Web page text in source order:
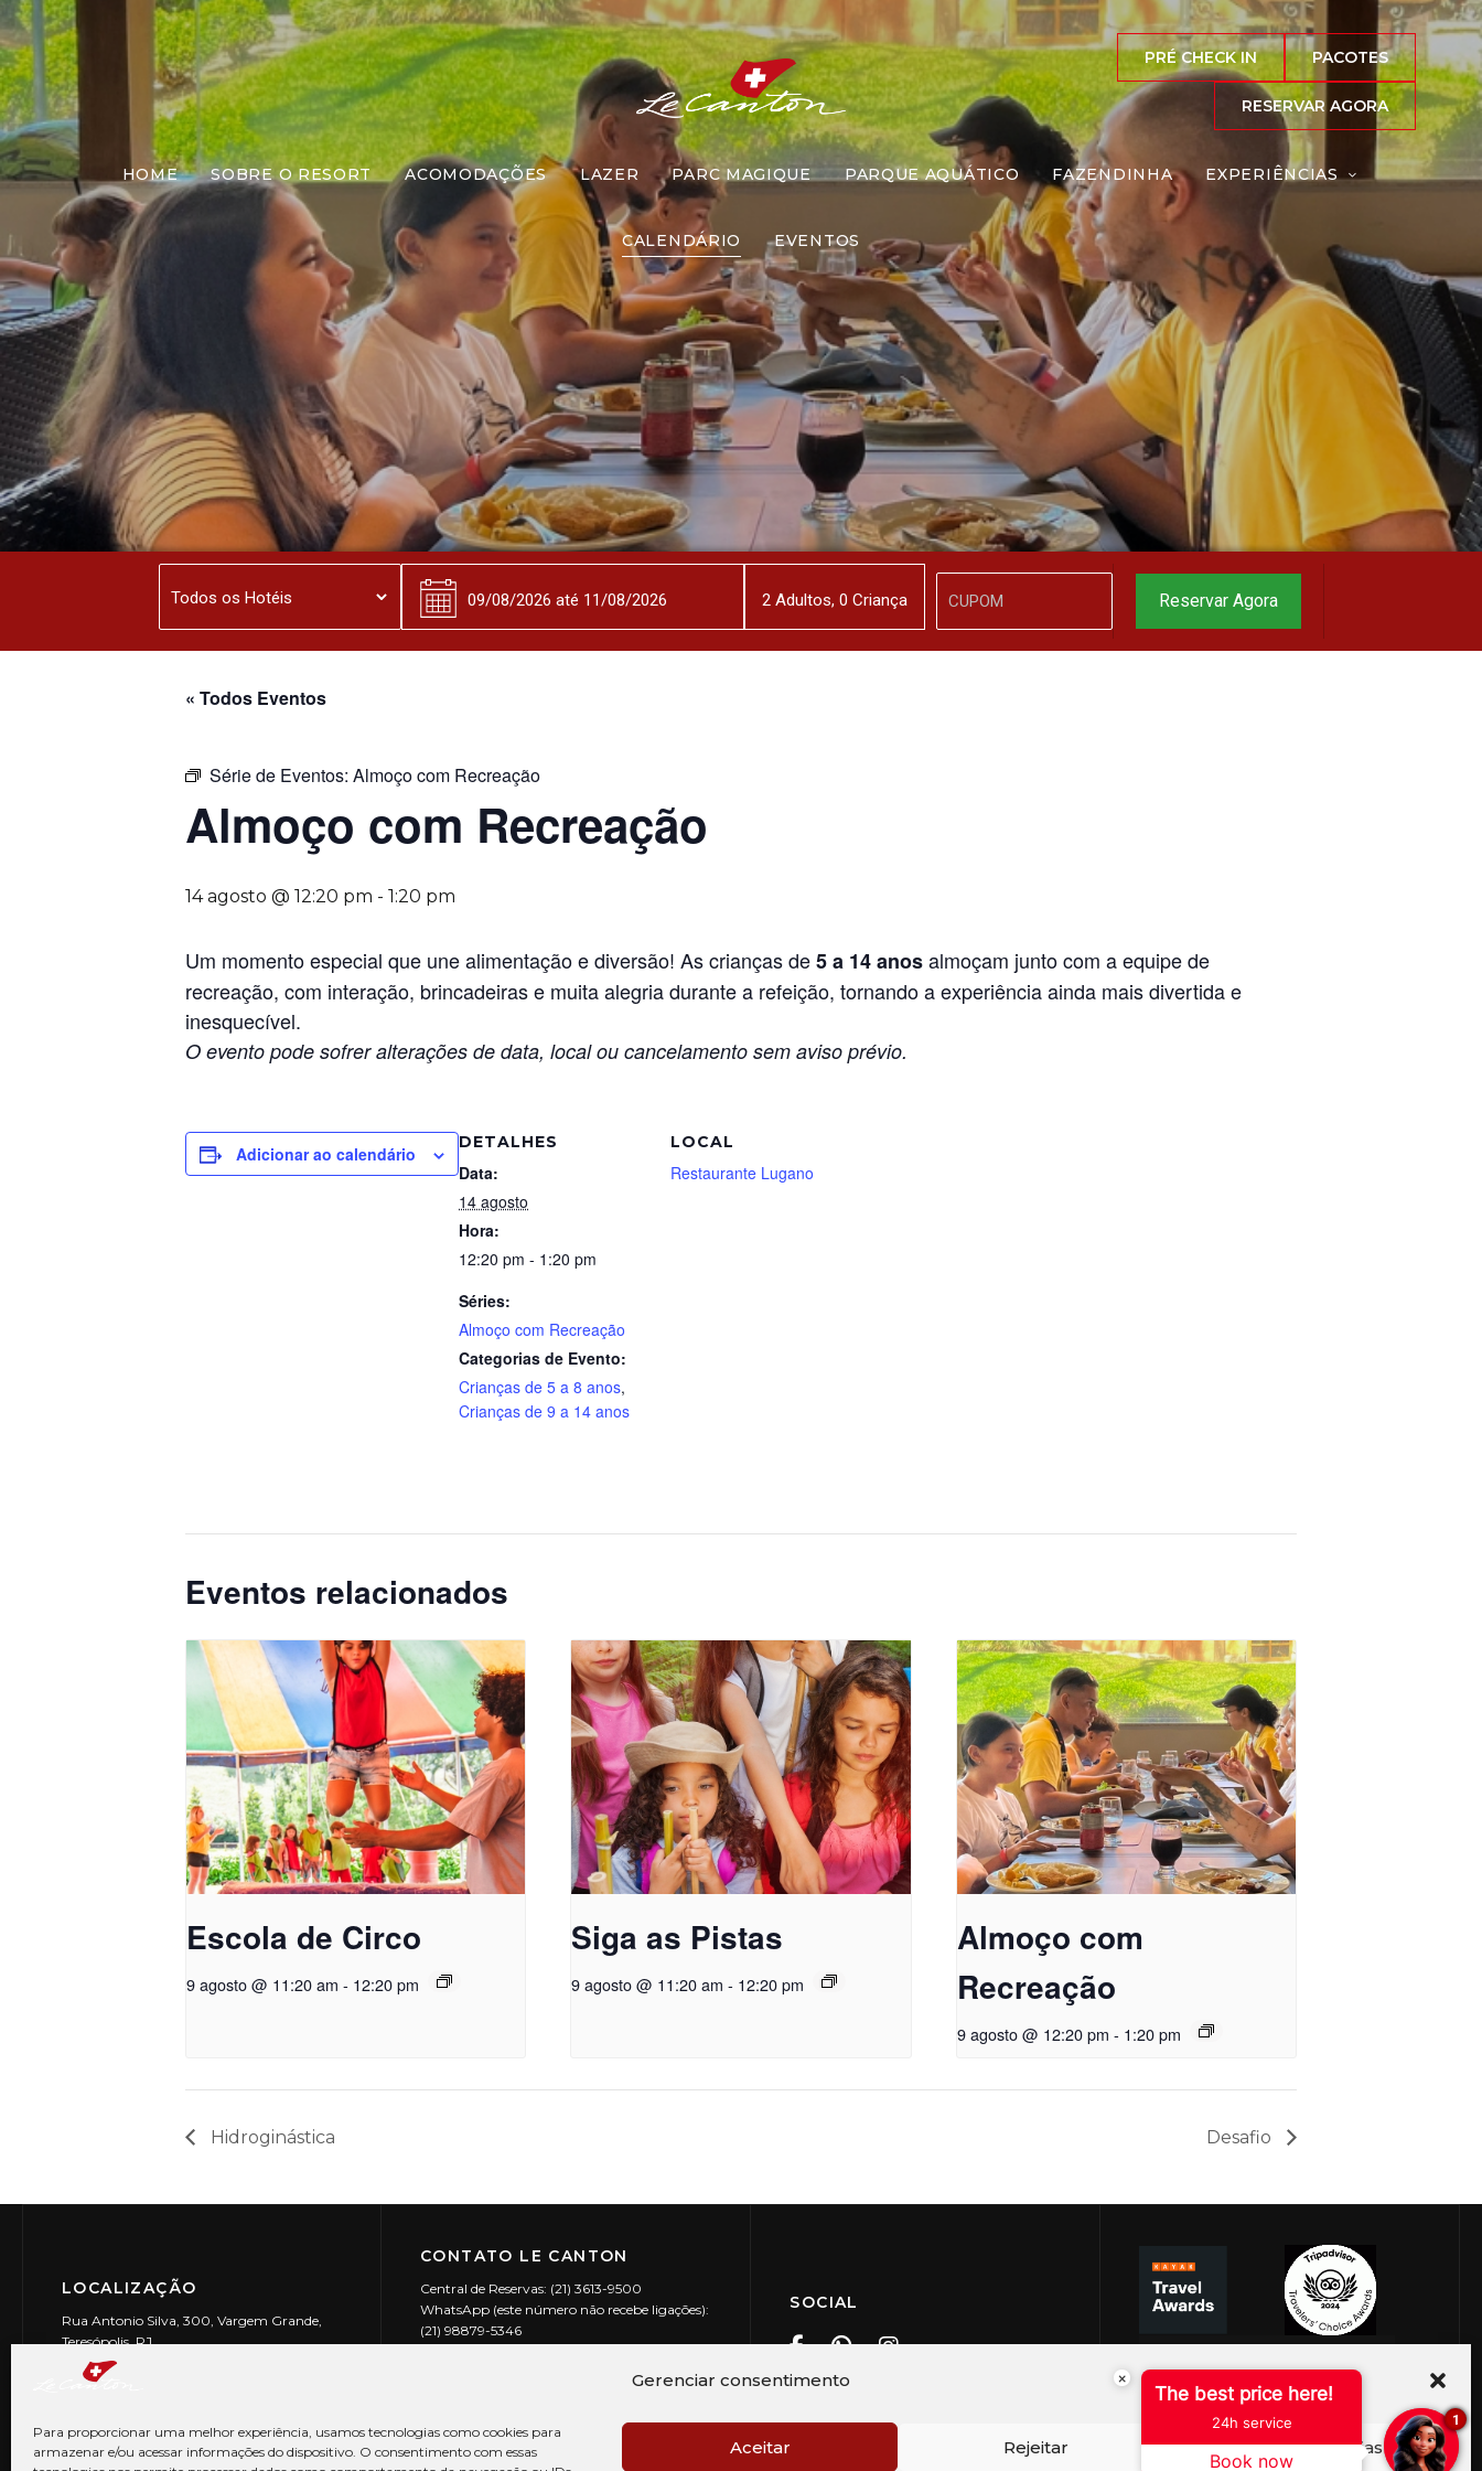
Gerenciar consentimento
Para proporcionar uma melhor experiência, usamos tecnologias como cookies para
armazenar e/ou acessar informações do dispositivo. O consentimento com essas
Aceitar Rejeitar Ver preferências
PRÉ CHECK IN PACOTES
RESERVAR AGORA
HOME SOBRE O RESORT ACOMODAÇÕES LAZER PARC MAGIQUE PARQUE AQUÁTICO FAZENDINHA EXPERIÊNCIAS
CALENDÁRIO EVENTOS
Almoço com Recreação
« Todos Eventos
Série de Eventos: Almoço com Recreação
Almoço com Recreação
14 agosto @ 12:20 pm - 1:20 pm
Um momento especial que une alimentação e diversão! As crianças de5 a 14 anosalmoçam junto com a equipe de
recreação, com interação, brincadeiras e muita alegria durante a refeição, tornando a experiência ainda mais divertida e
inesquecível.
O evento pode sofrer alterações de data, local ou cancelamento sem aviso prévio.
Adicionar ao calendário
DETALHES
Data:
14 agosto
Hora:
12:20 pm - 1:20 pm
Séries:
Almoço com Recreação
Categorias de Evento:
Crianças de 5 a 8 anos,
Crianças de 9 a 14 anos
LOCAL
Restaurante Lugano
Eventos relacionados
Escola de Circo
9 agosto @ 11:20 am - 12:20 pm
Siga as Pistas
9 agosto @ 11:20 am - 12:20 pm
Almoço com
Recreação
9 agosto @ 12:20 pm - 1:20 pm
Hidroginástica Desafio
LOCALIZAÇÃO
Rua Antonio Silva, 300, Vargem Grande,
Teresópolis, RJ
CEP: 25990-150
CONTATO LE CANTON
Central de Reservas: (21) 3613-9500
WhatsApp (este número não recebe ligações):
(21) 98879-5346
SOCIAL
2Adultos, 0 Criança
Reserve agora, com
o melhor preço
garantido
▼
Reservar Agora
×
The best price here!
24h service
Book now
1